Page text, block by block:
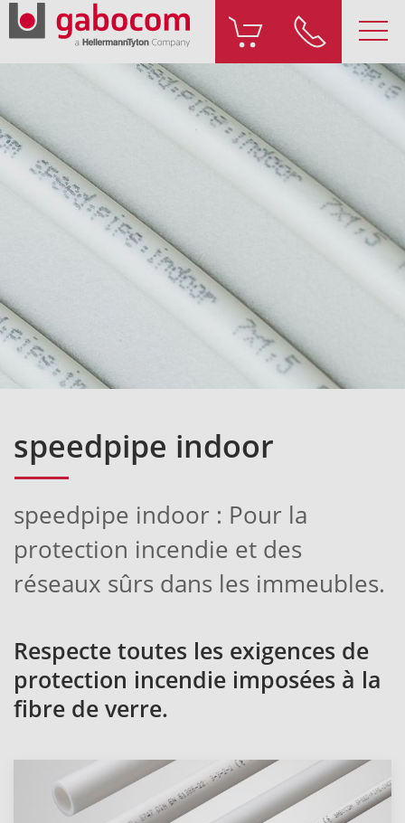
speedpipe indoor
speedpipe indoor : Pour la
protection incendie et des
réseaux sûrs dans les immeubles.
Respecte toutes les exigences de
protection incendie imposées à la
fibre de verre.